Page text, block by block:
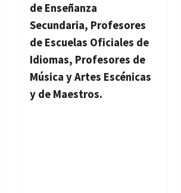
de Enseñanza
Secundaria, Profesores
de Escuelas Oficiales de
Idiomas, Profesores de
Música y Artes Escénicas
y de Maestros.